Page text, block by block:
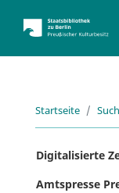
Startseite
Digitalisierte
Amtspresse